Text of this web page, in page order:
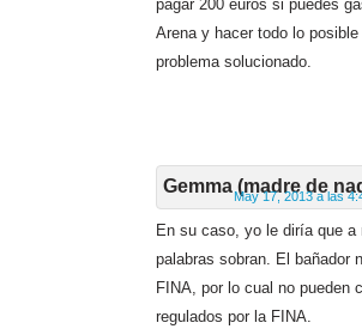
pagar 200 euros si puedes
Arena y hacer todo lo
problema solucionado.
Gemma (madre de
May 17, 2013 a las
En su caso, yo le diría que a
palabras sobran. El bañador
FINA, por lo cual no pueden
regulados por la FINA.